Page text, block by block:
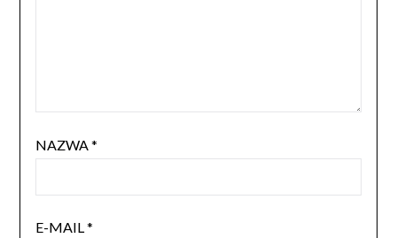
NAZWA*
E-MAIL*